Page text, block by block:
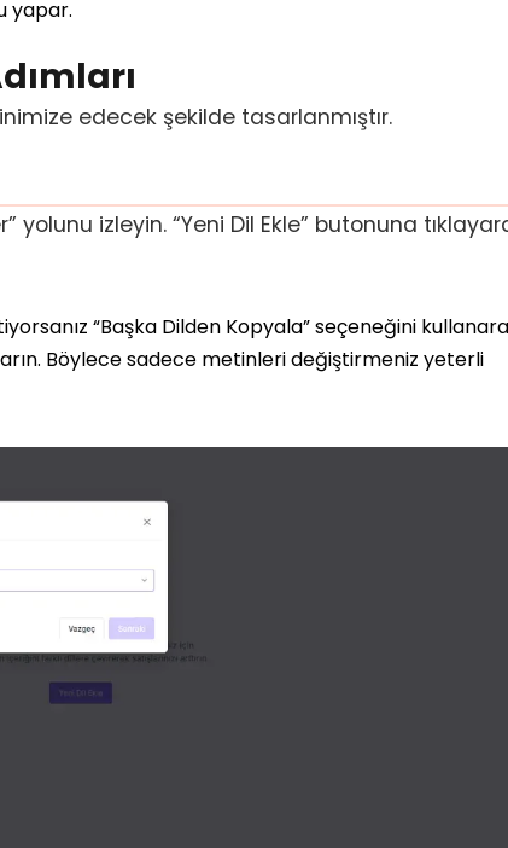
yapar.
edecek şekilde tasarlanmıştır.
yolunu izleyin. “Yeni Dil Ekle” butonuna
“Başka Dilden Kopyala” seçeneğini
Böylece sadece metinleri değiştirmeniz yeterli